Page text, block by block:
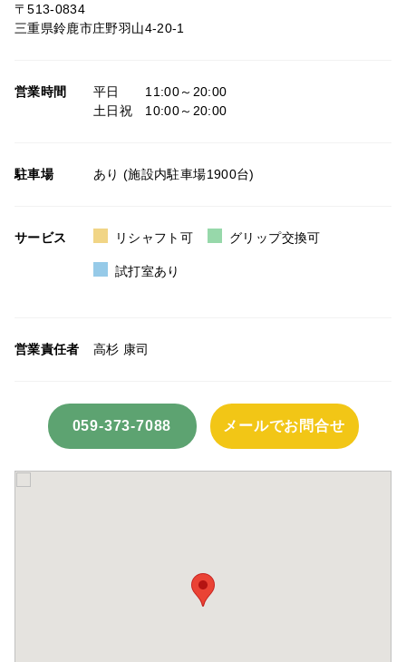
〒513-0834
三重県鈴鹿市庄野羽山4-20-1
営業時間
平日 11:00～20:00
土日祝 10:00～20:00
駐車場 あり (施設内駐車場1900台)
サービス リシャフト可 グリップ交換可
試打室あり
営業責任者 高杉 康司
059-373-7088 メールでお問合せ